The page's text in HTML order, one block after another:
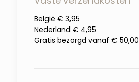
België € 3,95
Nederland € 4,95
Gratis bezorgd vanaf € 50,00